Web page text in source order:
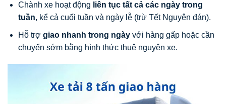
Chành xe hoạt động liên tục tất cả các ngày trong
tuần, kể cả cuối tuần và ngày lễ (trừ Tết Nguyên đán).
Hỗ trợ giao nhanh trong ngàyvới hàng gấp hoặc cần
chuyển sớm bằng hình thức thuê nguyên xe.